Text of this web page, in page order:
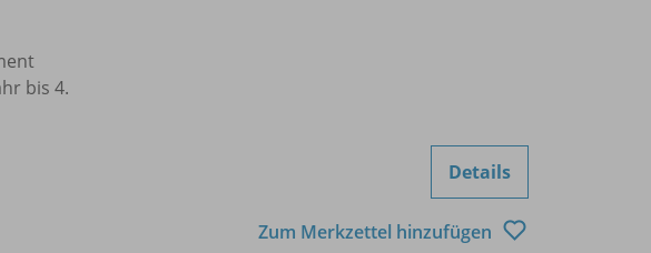
bis 4.
Details
Zum Merkzettel hinzufügen